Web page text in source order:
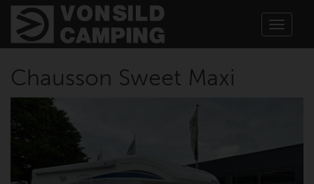
Toggle
Chausson Sweet Maxi